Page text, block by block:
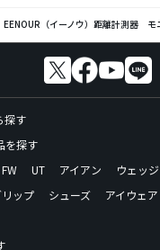
EENOUR（イーノウ）距離計測器 モ
探す
を探す
FW UT アイアン ウェッジ
リップ シューズ アイウェア